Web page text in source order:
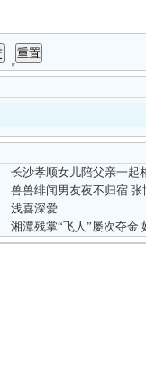
兽兽绯闻男友夜不归宿
浅喜深爱
湘潭残掌“飞人”屡次夺金